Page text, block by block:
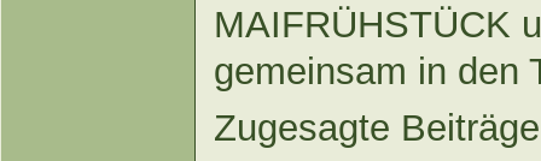
MAIFRÜHSTÜCK
gemeinsam in den
Zugesagte